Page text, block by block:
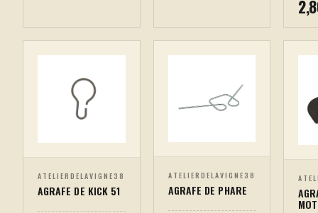
ATELIERDELAVIGNE38
AGRAFE DE KICK 51
ATELIERDELAVIGNE38
AGRAFE DE PHARE